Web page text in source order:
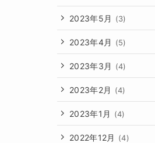
2023年5月 (3)
2023年4月 (5)
2023年3月 (4)
2023年2月 (4)
2023年1月 (4)
2022年12月 (4)